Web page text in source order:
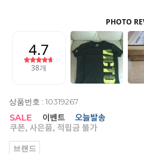
상품번호 : 10319267
브랜드